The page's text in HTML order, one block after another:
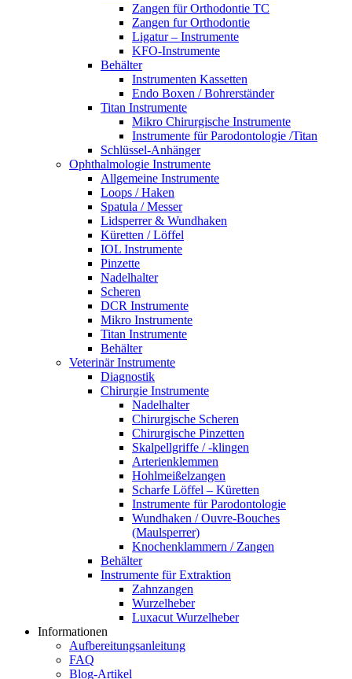
Zangen für Orthodontie TC
Zangen fur Orthodontie
Ligatur – Instrumente
KFO-Instrumente
Behälter
Instrumenten Kassetten
Endo Boxen / Bohrerständer
Titan Instrumente
Mikro Chirurgische Instrumente
Instrumente für Parodontologie /Titan
Schlüssel-Anhänger
Ophthalmologie Instrumente
Allgemeine Instrumente
Loops / Haken
Spatula / Messer
Lidsperrer & Wundhaken
Küretten / Löffel
IOL Instrumente
Pinzette
Nadelhalter
Scheren
DCR Instrumente
Mikro Instrumente
Titan Instrumente
Behälter
Veterinär Instrumente
Diagnostik
Chirurgie Instrumente
Nadelhalter
Chirurgische Scheren
Chirurgische Pinzetten
Skalpellgriffe / -klingen
Arterienklemmen
Hohlmeißelzangen
Scharfe Löffel – Küretten
Instrumente für Parodontologie
Wundhaken / Ouvre-Bouches
(Maulsperrer)
Knochenklammern / Zangen
Behälter
Instrumente für Extraktion
Zahnzangen
Wurzelheber
Luxacut Wurzelheber
Informationen
Aufbereitungsanleitung
FAQ
Blog-Artikel